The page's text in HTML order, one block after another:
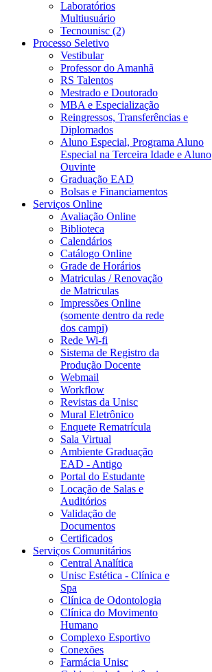
Laboratórios
Multiusuário
Tecnounisc (2)
Processo Seletivo
Vestibular
Professor do Amanhã
RS Talentos
Mestrado e Doutorado
MBA e Especialização
Reingressos, Transferências e
Diplomados
Aluno Especial, Programa Aluno
Especial na Terceira Idade e Aluno
Ouvinte
Graduação EAD
Bolsas e Financiamentos
Serviços Online
Avaliação Online
Biblioteca
Calendários
Catálogo Online
Grade de Horários
Matriculas / Renovação
de Matriculas
Impressões Online
(somente dentro da rede
dos campi)
Rede Wi-fi
Sistema de Registro da
Produção Docente
Webmail
Workflow
Revistas da Unisc
Mural Eletrônico
Enquete Rematrícula
Sala Virtual
Ambiente Graduação
EAD - Antigo
Portal do Estudante
Locação de Salas e
Auditórios
Validação de
Documentos
Certificados
Serviços Comunitários
Central Analítica
Unisc Estética - Clínica e
Spa
Clínica de Odontologia
Clínica do Movimento
Humano
Complexo Esportivo
Conexões
Farmácia Unisc